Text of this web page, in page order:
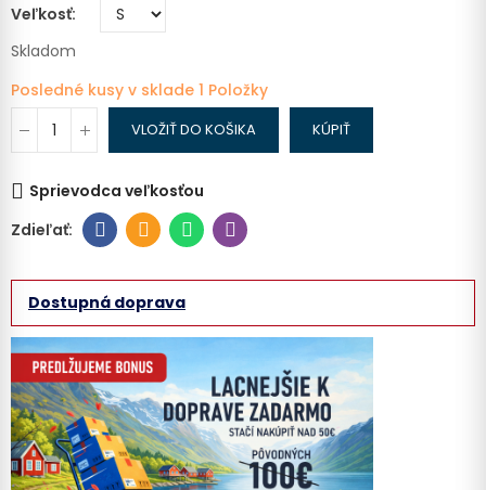
Veľkosť
Skladom
Posledné kusy v sklade 1 Položky
VLOŽIŤ DO KOŠIKA KÚPIŤ
Sprievodca veľkosťou
Dostupná doprava